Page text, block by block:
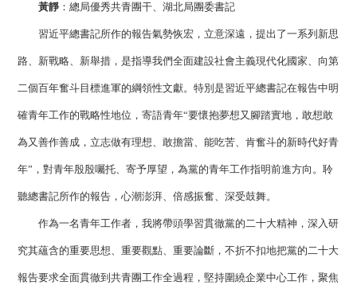
黃靜：總局優秀共青團干、湖北局團委書記
習近平總書記所作的報告氣勢恢宏，立意深遠，提出了一系列新思
路、新戰略、新舉措，是指導我們全面建設社會主義現代化國家、向第
二個百年奮斗目標進軍的綱領性文獻。特別是習近平總書記在報告中明
確青年工作的戰略性地位，寄語青年“要懷抱夢想又腳踏實地，敢想敢
為又善作善成，立志做有理想、敢擔當、能吃苦、肯奮斗的新時代好青
年”，對青年殷殷囑托、寄予厚望，為黨的青年工作指明前進方向。聆
聽總書記所作的報告，心潮澎湃、倍感振奮、深受鼓舞。
作為一名青年工作者，我將帶頭學習貫徹黨的二十大精神，深入研
究其蘊含的重要思想、重要觀點、重要論斷，不折不扣地把黨的二十大
報告要求全面貫徹到共青團工作全過程，堅持圍繞企業中心工作，聚焦